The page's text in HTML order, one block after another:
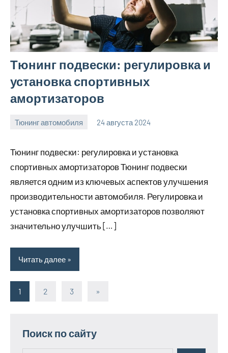
Тюнинг подвески: регулировка и
установка спортивных
амортизаторов
Тюнинг автомобиля 24 августа 2024
Тюнинг подвески: регулировка и установка
спортивных амортизаторов Тюнинг подвески
является одним из ключевых аспектов улучшения
производительности автомобиля. Регулировка и
установка спортивных амортизаторов позволяют
значительно улучшить […]
Читать далее
Пагинация
1 2 3
Следующие
»
Поиск по сайту